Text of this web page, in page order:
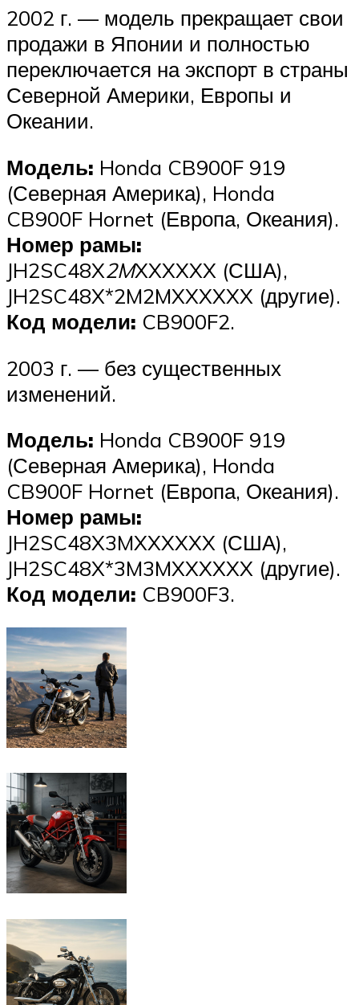
2002 г. — модель прекращает свои
продажи в Японии и полностью
переключается на экспорт в страны
Северной Америки, Европы и
Океании.
Модель: Honda CB900F 919
(Северная Америка), Honda
CB900F Hornet (Европа, Океания).
Номер рамы:
JH2SC48X2MXXXXXX (США),
JH2SC48X*2M2MXXXXXX (другие).
Код модели: CB900F2.
2003 г. — без существенных
изменений.
Модель: Honda CB900F 919
(Северная Америка), Honda
CB900F Hornet (Европа, Океания).
Номер рамы:
JH2SC48X3MXXXXXX (США),
JH2SC48X*3M3MXXXXXX (другие).
Код модели: CB900F3.